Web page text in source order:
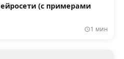
(с примерами
1 мин